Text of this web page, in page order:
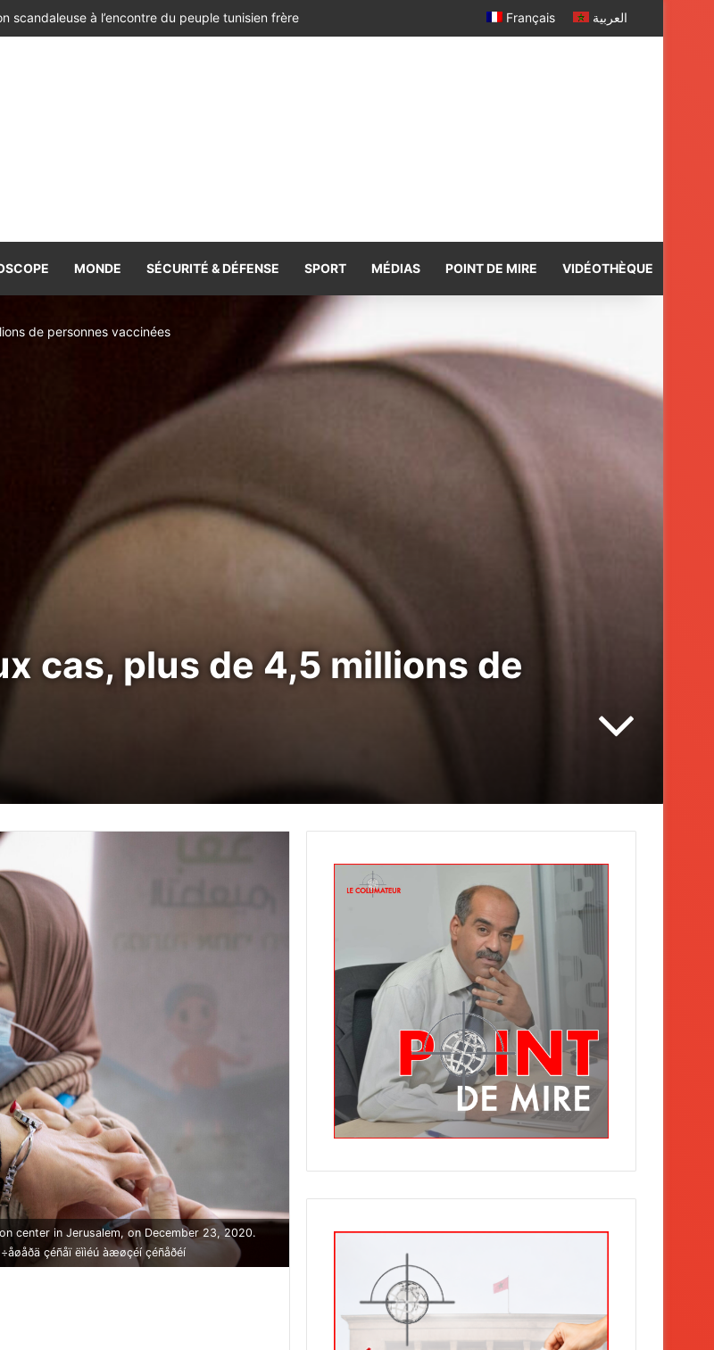
contre Alger, Prétoria, la Havane et Managua Français العربية
MONDE SÉCURITÉ & DÉFENSE SPORT MÉDIAS POINT DE MIRE VIDÉOTHÈQUE
de personnes vaccinées
cas, plus de 4,5 millions de
center in Jerusalem, on December 23, 2020.
çéñåï ëììéú àæøçéí çéñåðéí